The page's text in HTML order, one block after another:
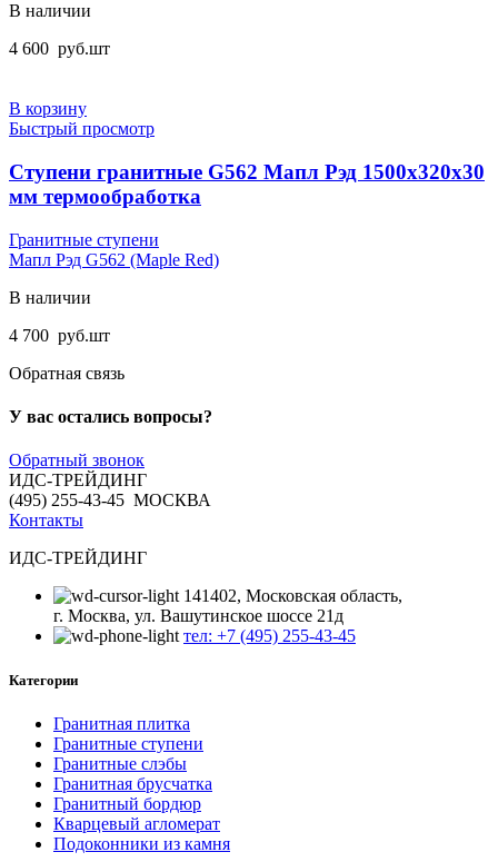
В наличии
4 600 руб.шт
В корзину
Быстрый просмотр
Ступени гранитные G562 Мапл Рэд 1500x320x30
мм термообработка
Гранитные ступени
Мапл Рэд G562 (Maple Red)
В наличии
4 700 руб.шт
Обратная связь
У вас остались вопросы?
Обратный звонок
ИДС-ТРЕЙДИНГ
(495) 255-43-45 МОСКВА
Контакты
ИДС-ТРЕЙДИНГ
141402, Московская область,
г. Москва, ул. Вашутинское шоссе 21д
тел: +7 (495) 255-43-45
Категории
Гранитная плитка
Гранитные ступени
Гранитные слэбы
Гранитная брусчатка
Гранитный бордюр
Кварцевый агломерат
Подоконники из камня